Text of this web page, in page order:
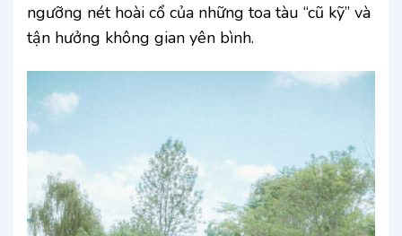
ngưỡng nét hoài cổ của những toa tàu “cũ kỹ” và
tận hưởng không gian yên bình.